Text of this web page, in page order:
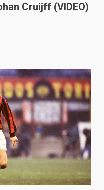
Cruijff (VIDEO)